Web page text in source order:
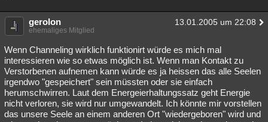
gerolon 13.01.2005 um 22:08
ehemaliges Mitglied
Wenn Channeling wirklich funktionirt würde es mich mal
interessieren wie so etwas möglich ist. Wenn man Kontakt zu
Verstorbenen aufnemen kann würde es ja heissen das alle Seelen
irgendwo "gespeichert" sein müssten oder sie einfach
herumschwirren. Laut dem Energeierhaltungssatz geht Energie
nicht verloren, sie wird nur umgewandelt. Ich könnte mir vorstellen
das unsere Seele an einem anderen Ort "wiedergeboren" wird und